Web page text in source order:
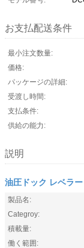
お支払配送条件
最小注文数量:
価格:
パッケージの詳細:
受渡し時間:
支払条件:
供給の能力:
説明
油圧ドック レベラー
製品名:
Categroy:
積載量:
働く範囲: